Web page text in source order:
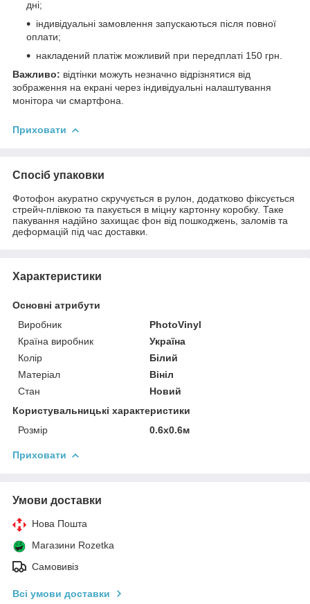
дні;
індивідуальні замовлення запускаються після повної
оплати;
накладений платіж можливий при передплаті 150 грн.
Важливо: відтінки можуть незначно відрізнятися від
зображення на екрані через індивідуальні налаштування
монітора чи смартфона.
Приховати
Спосіб упаковки
Фотофон акуратно скручується в рулон, додатково фіксується
стрейч-плівкою та пакується в міцну картонну коробку. Таке
пакування надійно захищає фон від пошкоджень, заломів та
деформацій під час доставки.
Характеристики
Основні атрибути
Виробник
PhotoVinyl
Країна виробник
Україна
Колір
Білий
Матеріал
Вініл
Стан
Новий
Користувальницькі характеристики
Розмір
0.6х0.6м
Приховати
Умови доставки
Нова Пошта
Магазини Rozetka
Самовивіз
Всі умови доставки